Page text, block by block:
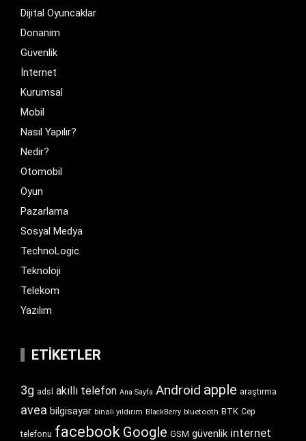
Dijital Oyuncaklar
Donanim
Güvenlik
İnternet
Kurumsal
Mobil
Nasıl Yapılır?
Nedir?
Otomobil
Oyun
Pazarlama
Sosyal Medya
TechnoLogic
Teknoloji
Telekom
Yazılım
ETIKETLER
3g adsl akıllı telefon Ana Sayfa Android apple araştırma
avea bilgisayar binali yıldırım BlackBerry bluetooth BTK Cep
telefonu facebook Google GSM güvenlik internet